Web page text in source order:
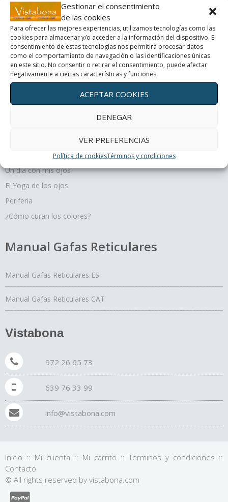
Gestionar el consentimiento
de las cookies
Para ofrecer las mejores experiencias, utilizamos tecnologías como las
cookies para almacenar y/o acceder a la información del dispositivo. El
consentimiento de estas tecnologías nos permitirá procesar datos
como el comportamiento de navegación o las identificaciones únicas
en este sitio. No consentir o retirar el consentimiento, puede afectar
negativamente a ciertas características y funciones.
ACEPTAR COOKIES
DENEGAR
VER PREFERENCIAS
Política de cookiesTérminos y condiciones
El Yoga de los ojos
Periferia
¿Cómo curan los colores?
Movimiento y profundidad, un regalo para tus ojos
Un día con mis ojos
El Yoga de los ojos
Periferia
¿Cómo curan los colores?
Manual Gafas Reticulares
Manual Gafas Reticulares ES
Manual Gafas Reticulares CAT
Vistabona
972 26 65 73
639 76 33 99
info@vistabona.com
Inicio :: Mi cuenta :: Mi carrito ::Terminos y condiciones ::
Contacto
© All rights reserved by vistabona.com